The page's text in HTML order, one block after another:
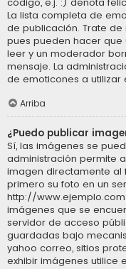
La lista completa de
de publicación. Trate
pues pueden hacer que
leer y un moderador
mensaje. La
de emoticones a utilizar
Arriba
¿Puedo publicar
Sí, las imágenes se
administración permite
imagen directamente al
primero su foto en un
http://
imágenes que se
servidor de acceso
guardadas bajo
yahoo correo, sitios
exhibir imágenes utilice